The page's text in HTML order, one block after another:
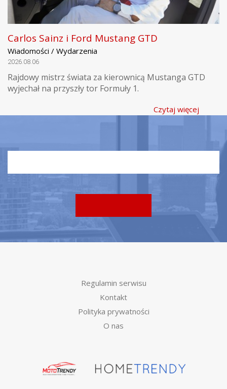
Carlos Sainz i Ford Mustang GTD
Wiadomości / Wydarzenia
2026.08.06
Rajdowy mistrz świata za kierownicą Mustanga GTD
wyjechał na przyszły tor Formuły 1.
Czytaj więcej
Regulamin serwisu
Kontakt
Polityka prywatności
O nas